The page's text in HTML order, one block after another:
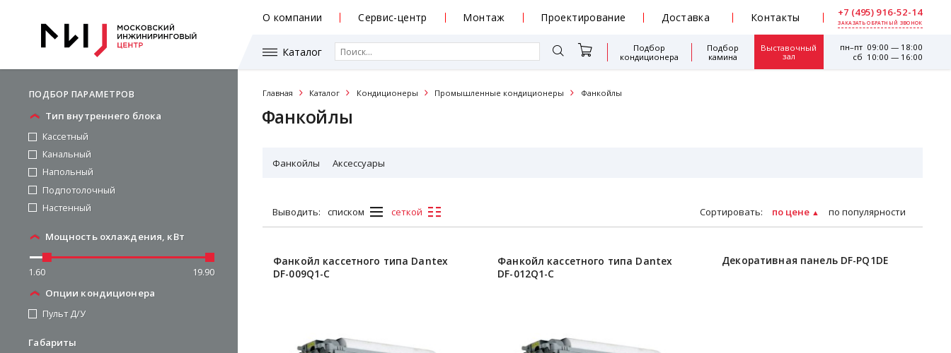
О компании Сервис-центр Монтаж Проектирование Доставка Контакты +7 (495) 916-52-14
ЗАКАЗАТЬ ОБРАТНЫЙ ЗВОНОК
Каталог
Подбор
кондиционера
Подбор
камина
Выставочный
зал
пн–пт 09:00 — 18:00
сб 10:00 — 16:00
ПОДБОР ПАРАМЕТРОВ
Тип внутреннего блока
Кассетный
Канальный
Напольный
Подпотолочный
Настенный
Мощность охлаждения, кВт
1.60 19.90
Опции кондиционера
Пульт Д/У
Габариты
Главная Каталог Кондиционеры Промышленные кондиционеры Фанкойлы
Фанкойлы
Фанкойлы Аксессуары
Выводить: списком сеткой Сортировать: по цене по популярности
Фанкойл кассетного типа Dantex
DF-009Q1-C
Фанкойл кассетного типа Dantex
DF-012Q1-C
Декоративная панель DF-PQ1DE